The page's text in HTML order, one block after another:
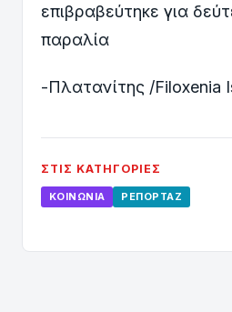
επιβραβεύτηκε για
παραλία
-Πλατανίτης /Filoxenia
ΣΤΙΣ ΚΑΤΗΓΟΡΊΕΣ
ΚΟΙΝΩΝΊΑ ΡΕΠΟΡΤΆΖ